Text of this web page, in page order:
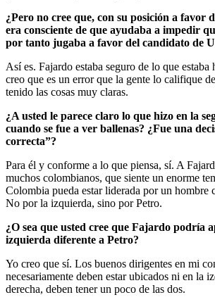
¿Pero no cree que, con su posición a favor
era consciente de que ayudaba a impedir
por tanto jugaba a favor del candidato de
Así es. Fajardo estaba seguro de lo que estaba
creo que es un error que la gente lo califique
tenido las cosas muy claras.
¿A usted le parece claro lo que hizo en la
cuando se fue a ver ballenas? ¿Fue una
correcta”?
Para él y conforme a lo que piensa, sí. A
muchos colombianos, que siente un enorme
Colombia pueda estar liderada por un hombre
No por la izquierda, sino por Petro.
¿O sea que usted cree que Fajardo podría
izquierda diferente a Petro?
Yo creo que sí. Los buenos dirigentes en mi
necesariamente deben estar ubicados ni en la
derecha, deben tener un poco de las dos.